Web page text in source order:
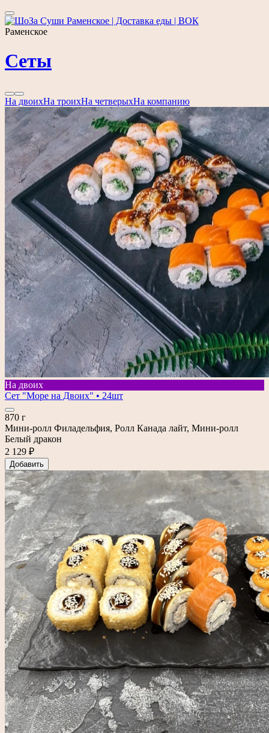
Раменское
Сеты
На двоихНа троихНа четверыхНа компанию
На двоих
Сет "Море на Двоих" • 24шт
870 г
Мини-ролл Филадельфия, Ролл Канада лайт, Мини-ролл
Белый дракон
2 129 ₽
Добавить